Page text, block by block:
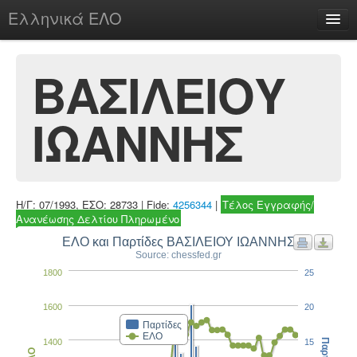
Ελληνικά ΕΛΟ
chesstu.be @ discord
Login
ΒΑΣΙΛΕΙΟΥ
ΙΩΑΝΝΗΣ
Η/Γ: 07/1993, ΕΣΟ: 28733 | Fide: 4256344 | Τέλος Εγγραφής/
Ανανέωσης Δελτίου Πληρωμένο
ΕΛΟ και Παρτίδες ΒΑΣΙΛΕΙΟΥ ΙΩΑΝΝΗΣ
Source: chessfed.gr
Παρτίδες
ΕΛΟ
1400
1600
1800
15
20
25